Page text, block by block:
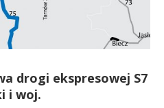
drogi ekspresowej S7
i woj.